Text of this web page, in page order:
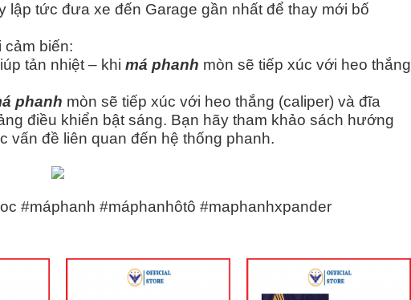
lập tức đưa xe đến Garage gần nhất để thay mới bố
cảm biến:
tản nhiệt – khi má phanh mòn sẽ tiếp xúc với heo thắng
phanh mòn sẽ tiếp xúc với heo thắng (caliper) và đĩa
điều khiển bật sáng. Bạn hãy tham khảo sách hướng
vấn đề liên quan đến hệ thống phanh.
#máphanh #máphanhôtô #maphanhxpander